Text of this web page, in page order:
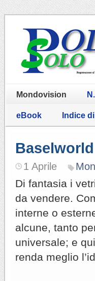
Mondovision
eBook Indice
1 Aprile
Di fantasia i
da vendere.
interne o
alcune, tanto
universale; e
renda meglio